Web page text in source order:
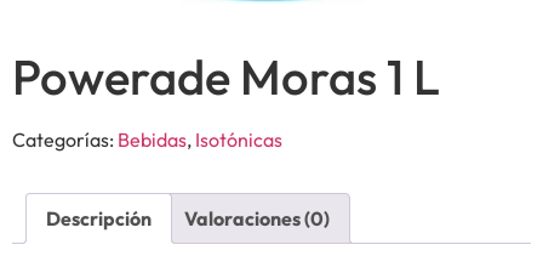
Powerade Moras 1 L
Categorías: Bebidas, Isotónicas
Descripción Valoraciones (0)